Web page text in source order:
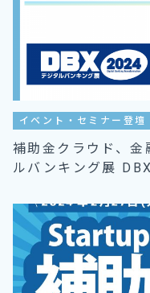
イベント・セミナー登壇
補助金クラウド、金
ルバンキング展